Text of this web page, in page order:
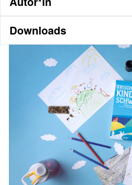
Downloads